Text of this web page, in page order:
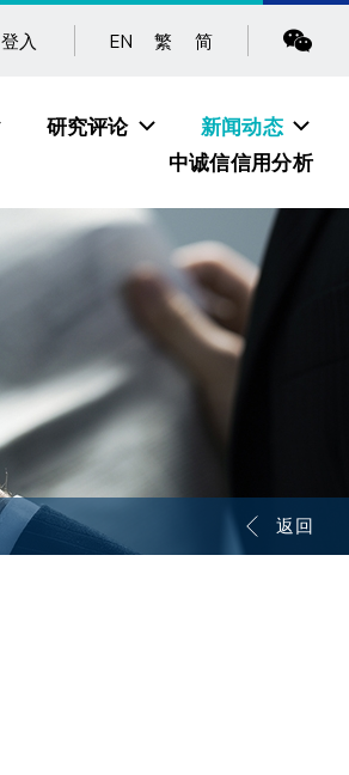
登入 EN 繁 简
研究评论
新闻动态
中诚信信用分析
返回